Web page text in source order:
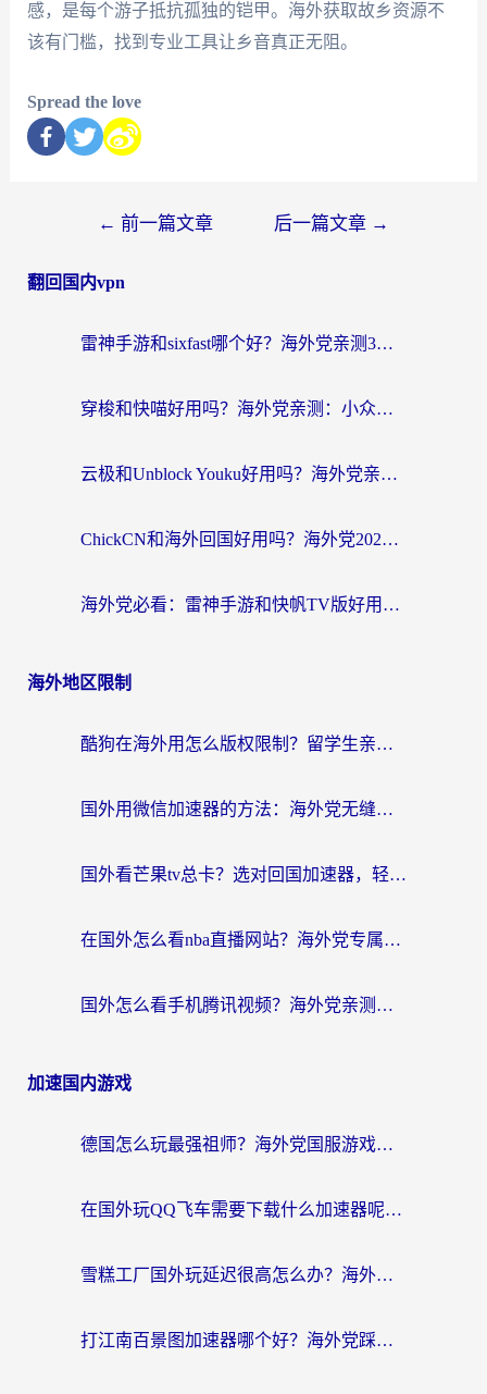
感，是每个游子抵抗孤独的铠甲。海外获取故乡资源不
该有门槛，找到专业工具让乡音真正无阻。
Spread the love
← 前一篇文章 后一篇文章 →
翻回国内vpn
雷神手游和sixfast哪个好？海外党亲测3款回国加速器，教你选对不踩坑
穿梭和快喵好用吗？海外党亲测：小众加速器对比+番茄加速器深度体验
云极和Unblock Youku好用吗？海外党亲测+2026回国加速器避坑指南
ChickCN和海外回国好用吗？海外党2026亲测：从手游到影音，选对加速器的3个关键
海外党必看：雷神手游和快帆TV版好用吗？3步选对回国加速器不踩坑
海外地区限制
酷狗在海外用怎么版权限制？留学生亲测：3步解决听国内音乐难题
国外用微信加速器的方法：海外党无缝连接国内生活的实用指南
国外看芒果tv总卡？选对回国加速器，轻松追《浪姐》不费劲
在国外怎么看nba直播网站？海外党专属体育观赛指南，告别地区限制！
国外怎么看手机腾讯视频？海外党亲测有效的追剧加速器选择指南
加速国内游戏
德国怎么玩最强祖师？海外党国服游戏加速器选择全攻略（附宝可梦Online实测）
在国外玩QQ飞车需要下载什么加速器呢？海外党亲测有效的国服游戏加速指南
雪糕工厂国外玩延迟很高怎么办？海外玩家国服游戏加速终极攻略（附实测推荐）
打江南百景图加速器哪个好？海外党踩坑N次后，终于找到不卡的秘诀